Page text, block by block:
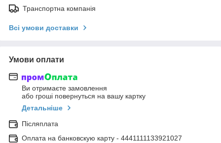
Транспортна компанія
Всі умови доставки
Умови оплати
Ви отримаєте замовлення
або гроші повернуться на вашу картку
Детальніше
Післяплата
Оплата на банковскую карту - 4441111133921027